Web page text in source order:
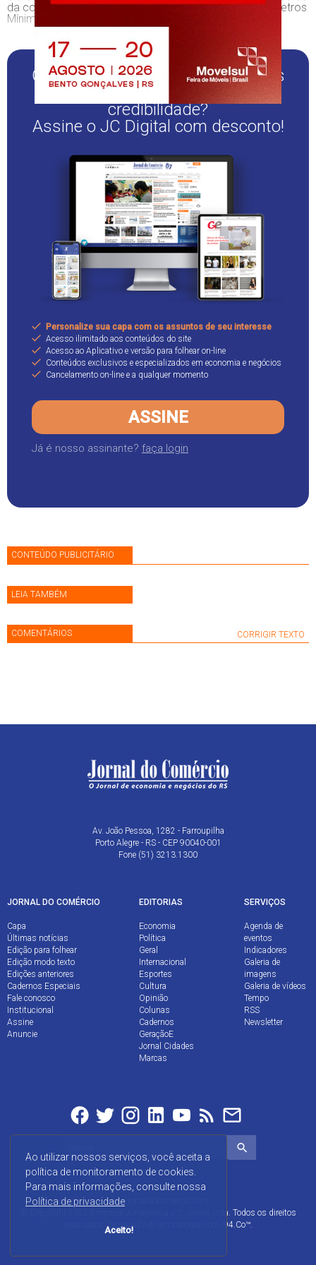
Ao utilizar nossos serviços, você aceita a
política de monitoramento de cookies.
Para mais informações, consulte nossa
Política de privacidade
Aceito!
da concessão devido ao descumprimento dos "Parâmetros
Mínimos de Sustentabilidade Econômica e Financeira".
Quer continuar lendo este e outros
conteúdos sérios e de
credibilidade?
Assine o JC Digital com desconto!
Personalize sua capa com os assuntos de seu interesse
Acesso ilimitado aos conteúdos do site
Acesso ao Aplicativo e versão para folhear on-line
Conteúdos exclusivos e especializados em economia e negócios
Cancelamento on-line e a qualquer momento
ASSINE
Já é nosso assinante? faça login
CONTEÚDO PUBLICITÁRIO
LEIA TAMBÉM
COMENTÁRIOS CORRIGIR TEXTO
Av. João Pessoa, 1282 - Farroupilha
Porto Alegre - RS - CEP 90040-001
Fone (51) 3213.1300
JORNAL DO COMÉRCIO
Capa
Últimas notícias
Edição para folhear
Edição modo texto
Edições anteriores
Cadernos Especiais
Fale conosco
Institucional
Assine
Anuncie
EDITORIAS
Economia
Política
Geral
Internacional
Esportes
Cultura
Opinião
Colunas
Cadernos
GeraçãoE
Jornal Cidades
Marcas
SERVIÇOS
Agenda de
eventos
Indicadores
Galeria de
imagens
Galeria de vídeos
Tempo
RSS
Newsletter
www.jornaldocomercio.com
© Copyright 2022 Empresa Jornalística J.C. Jarros Ltda. Todos os direitos
reservados. Desenvolvido em parceria com
i94.Co™.